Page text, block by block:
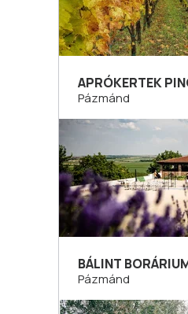
APRÓKERTEK
Pázmánd
BÁLINT
Pázmánd